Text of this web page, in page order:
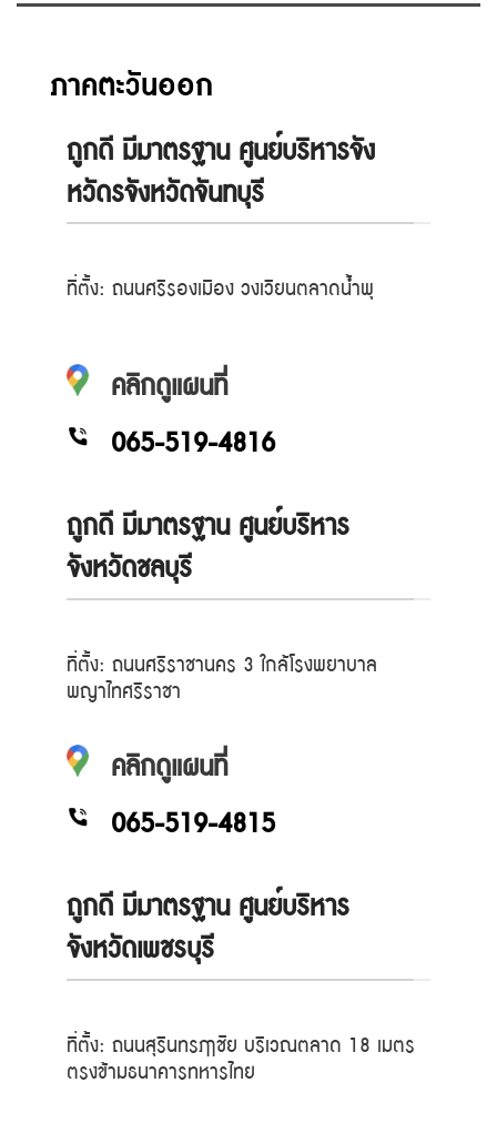
ภาคตะวันออก
ถูกดี มีมาตรฐาน ศูนย์บริหารจัง
หวัดรจังหวัดจันทบุรี
ที่ตั้ง: ถนนศรีรองเมือง วงเวียนตลาดน้ำพุ
คลิกดูแผนที่
065-519-4816
ถูกดี มีมาตรฐาน ศูนย์บริหาร
จังหวัดชลบุรี
ที่ตั้ง: ถนนศรีราชานคร 3 ใกล้โรงพยาบาล
พญาไทศรีราชา
คลิกดูแผนที่
065-519-4815
ถูกดี มีมาตรฐาน ศูนย์บริหาร
จังหวัดเพชรบุรี
ที่ตั้ง: ถนนสุรินทรฦาชัย บริเวณตลาด 18 เมตร
ตรงข้ามธนาคารทหารไทย